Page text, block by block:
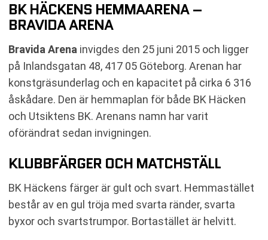
BK HÄCKENS HEMMAARENA –
BRAVIDA ARENA
Bravida Arena invigdes den 25 juni 2015 och ligger
på Inlandsgatan 48, 417 05 Göteborg. Arenan har
konstgräsunderlag och en kapacitet på cirka 6 316
åskådare. Den är hemmaplan för både BK Häcken
och Utsiktens BK. Arenans namn har varit
oförändrat sedan invigningen.
KLUBBFÄRGER OCH MATCHSTÄLL
BK Häckens färger är gult och svart. Hemmastället
består av en gul tröja med svarta ränder, svarta
byxor och svartstrumpor. Bortastället är helvitt.